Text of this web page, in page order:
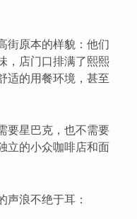
街原本的样貌：他们
，店门口排满了熙熙
适的用餐环境，甚至
要星巴克，也不需要
立的小众咖啡店和面
声浪不绝于耳：